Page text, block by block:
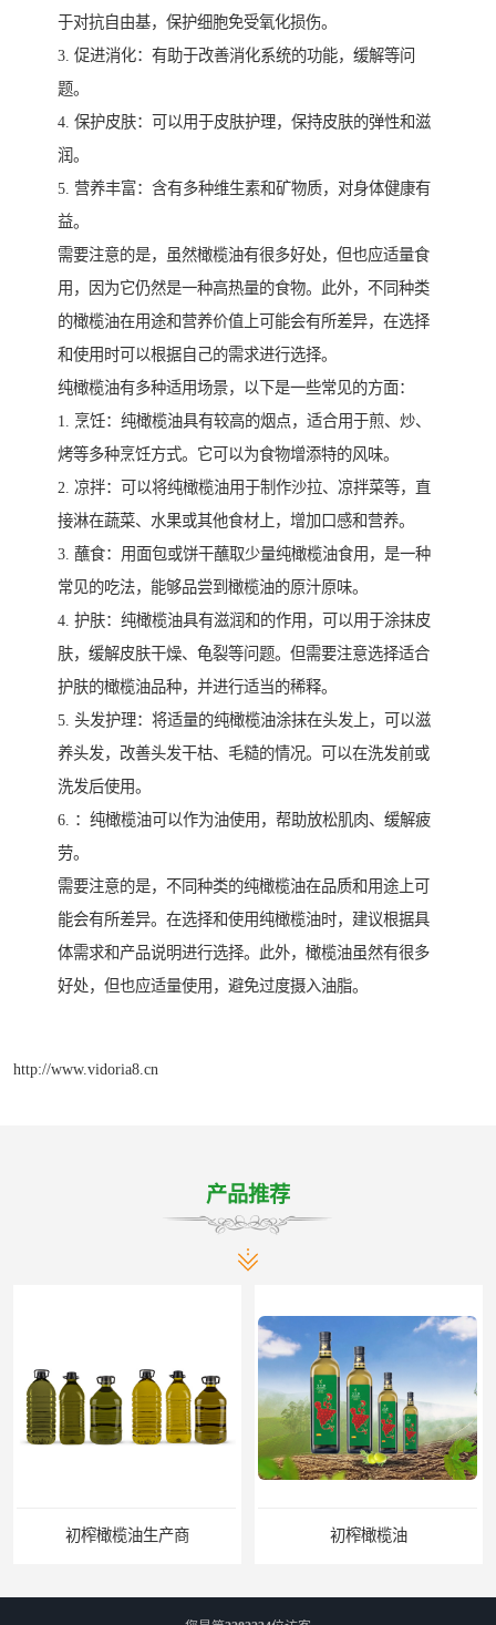
于对抗自由基，保护细胞免受氧化损伤。
3. 促进消化：有助于改善消化系统的功能，缓解等问
题。
4. 保护皮肤：可以用于皮肤护理，保持皮肤的弹性和滋
润。
5. 营养丰富：含有多种维生素和矿物质，对身体健康有
益。
需要注意的是，虽然橄榄油有很多好处，但也应适量食
用，因为它仍然是一种高热量的食物。此外，不同种类
的橄榄油在用途和营养价值上可能会有所差异，在选择
和使用时可以根据自己的需求进行选择。
纯橄榄油有多种适用场景，以下是一些常见的方面：
1. 烹饪：纯橄榄油具有较高的烟点，适合用于煎、炒、
烤等多种烹饪方式。它可以为食物增添特的风味。
2. 凉拌：可以将纯橄榄油用于制作沙拉、凉拌菜等，直
接淋在蔬菜、水果或其他食材上，增加口感和营养。
3. 蘸食：用面包或饼干蘸取少量纯橄榄油食用，是一种
常见的吃法，能够品尝到橄榄油的原汁原味。
4. 护肤：纯橄榄油具有滋润和的作用，可以用于涂抹皮
肤，缓解皮肤干燥、龟裂等问题。但需要注意选择适合
护肤的橄榄油品种，并进行适当的稀释。
5. 头发护理：将适量的纯橄榄油涂抹在头发上，可以滋
养头发，改善头发干枯、毛糙的情况。可以在洗发前或
洗发后使用。
6. ：纯橄榄油可以作为油使用，帮助放松肌肉、缓解疲
劳。
需要注意的是，不同种类的纯橄榄油在品质和用途上可
能会有所差异。在选择和使用纯橄榄油时，建议根据具
体需求和产品说明进行选择。此外，橄榄油虽然有很多
好处，但也应适量使用，避免过度摄入油脂。
http://www.vidoria8.cn
产品推荐
初榨橄榄油生产商 初榨橄榄油